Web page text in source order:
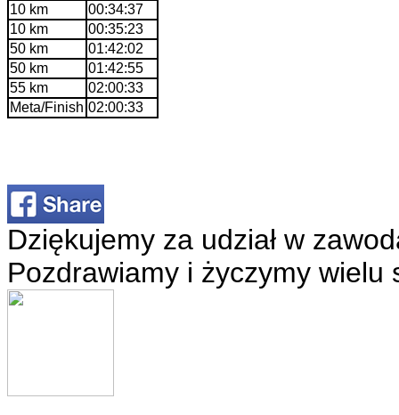
10 km
00:34:37
10 km
00:35:23
50 km
01:42:02
50 km
01:42:55
55 km
02:00:33
Meta/Finish 02:00:33
Dziękujemy za udział w
Pozdrawiamy i życzymy wielu